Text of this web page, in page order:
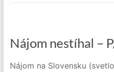
Nájom nestíhal –
Nájom na Slovensku